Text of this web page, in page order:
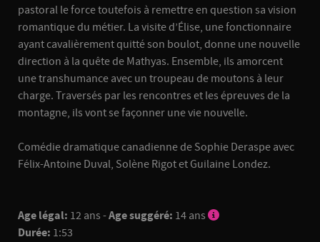
pastoral le force toutefois à remettre en question sa vision
romantique du métier. La visite d’Élise, une fonctionnaire
ayant cavalièrement quitté son boulot, donne une nouvelle
direction à la quête de Mathyas. Ensemble, ils amorcent
une transhumance avec un troupeau de moutons à leur
charge. Traversés par les rencontres et les épreuves de la
montagne, ils vont se façonner une vie nouvelle.
Comédie dramatique canadienne de Sophie Deraspe avec
Félix-Antoine Duval, Solène Rigot et Guilaine Londez.
Age légal: 12 ans -Age suggéré: 14 ans
Durée: 1:53